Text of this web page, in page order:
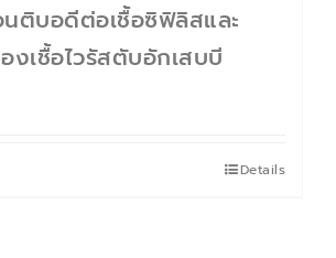
ติบอดีต่อเชื้อซิฟิลิสและ
งเชื้อไวรัสตับอักเสบบี
Details